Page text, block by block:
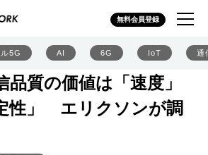
無料会員登録
5G AI 6G IoT 通
品質の価値は「速度」
性」 エリクソンが調